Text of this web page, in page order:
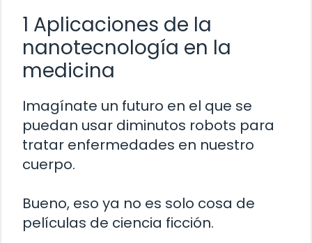
1 Aplicaciones de la
nanotecnología en la
medicina
Imagínate un futuro en el que se
puedan usar diminutos robots para
tratar enfermedades en nuestro
cuerpo.
Bueno, eso ya no es solo cosa de
películas de ciencia ficción.